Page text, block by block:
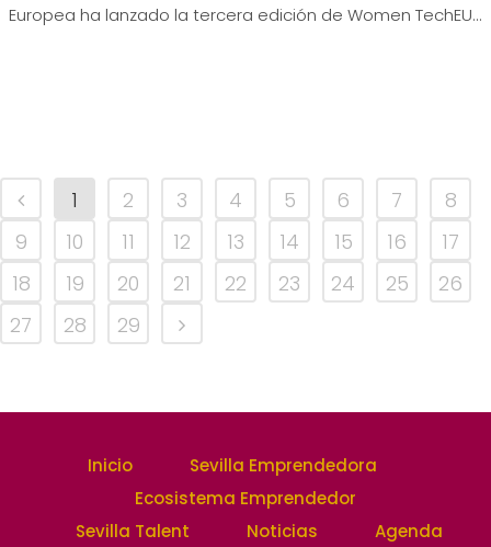
Europea ha lanzado la tercera edición de Women TechEU...
1 2 3 4 5 6 7
8
9
10 11 12 13 14 15 16
17
18
19 20 21 22 23 24 25
26
27
28 29
Inicio
Sevilla Emprendedora
Ecosistema Emprendedor
Sevilla Talent
Noticias Agenda